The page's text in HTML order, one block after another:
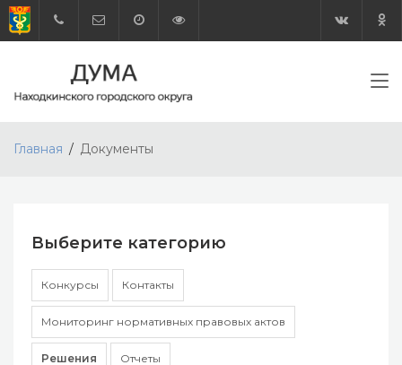
Главная Документы
Выберите категорию
Конкурсы Контакты
Мониторинг нормативных правовых актов
Решения Отчеты